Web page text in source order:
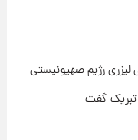
رژیم صهیونیستی
تبریک گفت